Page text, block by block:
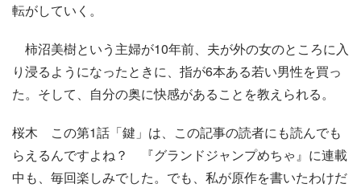
転がしていく。
柿沼美樹という主婦が10年前、夫が外の女のところに入
り浸るようになったときに、指が6本ある若い男性を買っ
た。そして、自分の奥に快感があることを教えられる。
桜木 この第1話「鍵」は、この記事の読者にも読んでも
らえるんですよね？ 『グランドジャンプめちゃ』に連載
中も、毎回楽しみでした。でも、私が原作を書いたわけだ